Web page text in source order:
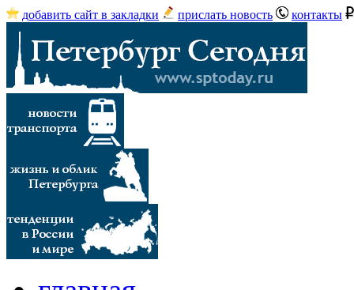
добавить сайт в закладки прислать новость контакты